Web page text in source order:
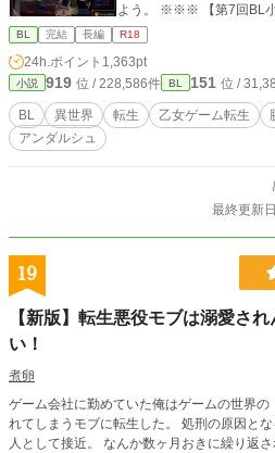
よう。 ※※※ 【第7回BL小説大賞】にエントリーさせて頂き
ました。 宜しくお願い致します(*´꒳`*)
サイト様※ムーンライト
また、主人公相手ではな
BL 完結 長編 R18
24h.ポイント 1,363pt
小説 919 位 / 228,586件 BL 151 位 /
BL 異世界 転生 乙女ゲーム転生
アンダルシュ
最終更新
19
【新版】転生悪役モブは溺愛さ
い！
煮卵
ゲーム会社に勤めていた俺はゲームの世界
れてしまうモブに転生した。 処刑の原因と
人として接近。 なんか数ヶ月おきに繰り返される「恋人や出会いのためのお祭